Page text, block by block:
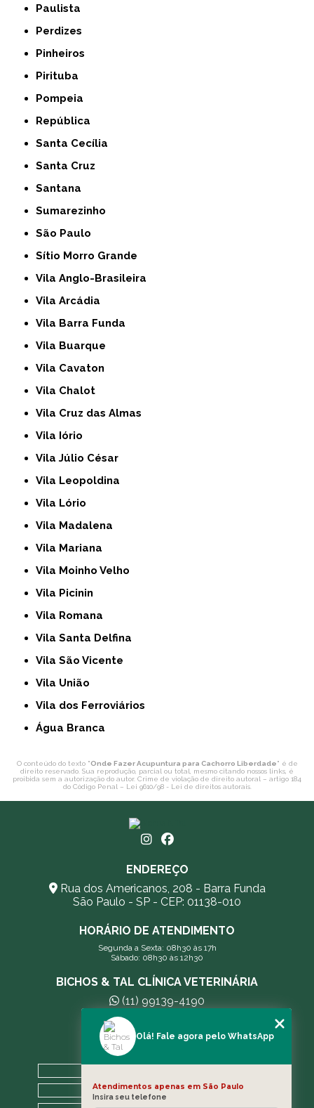
Paulista
Perdizes
Pinheiros
Pirituba
Pompeia
República
Santa Cecília
Santa Cruz
Santana
Sumarezinho
São Paulo
Sítio Morro Grande
Vila Anglo-Brasileira
Vila Arcádia
Vila Barra Funda
Vila Buarque
Vila Cavaton
Vila Chalot
Vila Cruz das Almas
Vila Iório
Vila Júlio César
Vila Leopoldina
Vila Lório
Vila Madalena
Vila Mariana
Vila Moinho Velho
Vila Picinin
Vila Romana
Vila Santa Delfina
Vila São Vicente
Vila União
Vila dos Ferroviários
Água Branca
O conteúdo do texto "Onde Fazer Acupuntura para Cachorro Liberdade" é de
direito reservado. Sua reprodução, parcial ou total, mesmo citando nossos links, é
proibida sem a autorização do autor. Crime de violação de direito autoral – artigo 184
do Código Penal – Lei 9610/98 - Lei de direitos autorais.
ENDEREÇO
Rua dos Americanos, 208 - Barra Funda
São Paulo - SP - CEP: 01138-010
HORÁRIO DE ATENDIMENTO
Segunda a Sexta: 08h30 às 17h
Sábado: 08h30 às 12h30
BICHOS & TAL CLÍNICA VETERINÁRIA
(11) 99139-4190
andreleecitti5@gmail.com
A CLÍNICA
Olá! Fale agora pelo WhatsApp
Atendimentos apenas em São Paulo
Insira seu telefone